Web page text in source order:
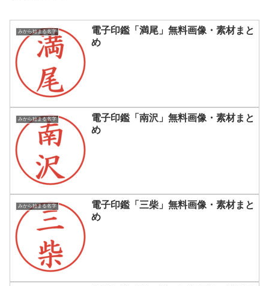
みから始まる名字
電子印鑑「満尾」無料画像・素材まと
め
みから始まる名字
電子印鑑「南沢」無料画像・素材まと
め
みから始まる名字
電子印鑑「三柴」無料画像・素材まと
め